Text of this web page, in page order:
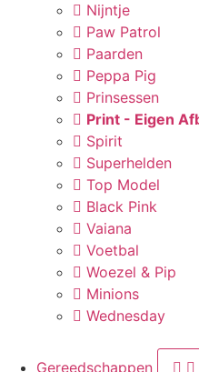
Nijntje
Paw Patrol
Paarden
Peppa Pig
Prinsessen
Print - Eigen
Spirit
Superhelden
Top Model
Black Pink
Vaiana
Voetbal
Woezel & Pip
Minions
Wednesday
Gereedschappen